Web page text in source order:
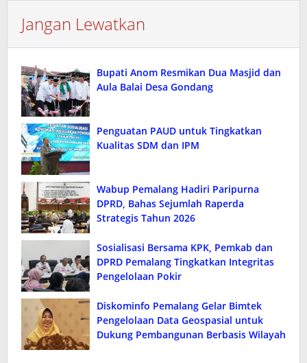
Jangan Lewatkan
Bupati Anom Resmikan Dua Masjid dan
Aula Balai Desa Gondang
Penguatan PAUD untuk Tingkatkan
Kualitas SDM dan IPM
Wabup Pemalang Hadiri Paripurna
DPRD, Bahas Sejumlah Raperda
Strategis Tahun 2026
Sosialisasi Bersama KPK, Pemkab dan
DPRD Pemalang Tingkatkan Integritas
Pengelolaan Pokir
Diskominfo Pemalang Gelar Bimtek
Pengelolaan Data Geospasial untuk
Dukung Pembangunan Berbasis Wilayah